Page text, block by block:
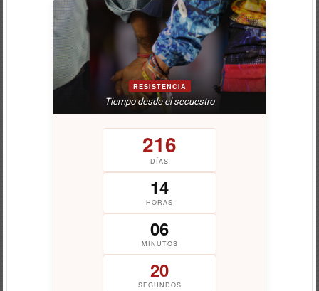
RESISTENCIA
Tiempo desde el secuestro
216
DÍAS
14
HORAS
06
MINUTOS
21
SEGUNDOS